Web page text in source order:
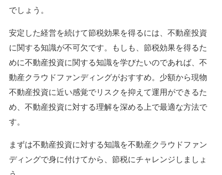
でしょう。
安定した経営を続けて節税効果を得るには、不動産投資
に関する知識が不可欠です。もしも、節税効果を得るた
めに不動産投資に関する知識を学びたいのであれば、不
動産クラウドファンディングがおすすめ。少額から現物
不動産投資に近い感覚でリスクを抑えて運用ができるた
め、不動産投資に対する理解を深める上で最適な方法で
す。
まずは不動産投資に対する知識を不動産クラウドファン
ディングで身に付けてから、節税にチャレンジしましょ